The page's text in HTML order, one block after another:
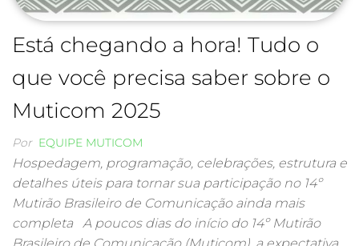
Está chegando a hora! Tudo o
que você precisa saber sobre o
Muticom 2025
Por EQUIPE MUTICOM
Hospedagem, programação, celebrações, estrutura e
detalhes úteis para tornar sua participação no 14º
Mutirão Brasileiro de Comunicação ainda mais
completa A poucos dias do início do 14º Mutirão